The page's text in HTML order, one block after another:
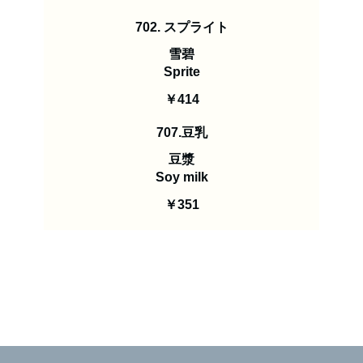
702. スプライト
雪碧
Sprite
￥414
707.豆乳
豆漿
Soy milk
￥351